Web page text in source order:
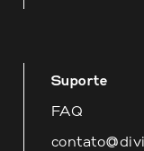
Suporte
FAQ